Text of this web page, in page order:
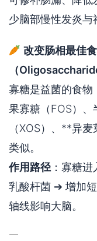
少脑部慢性发炎与
改变肠相最佳
（
寡糖是益菌的食物
果寡糖（FOS）、
（XOS）、**异
类似。
作用路径 ：寡糖
乳酸杆菌 ➔ 增加
轴线影响大脑。
—